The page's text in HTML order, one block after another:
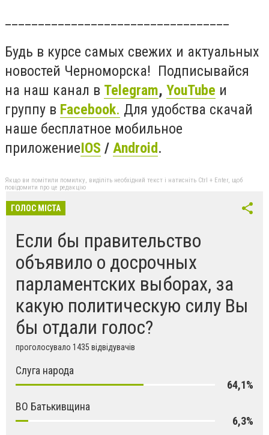
Будь в курсе самых свежих и актуальных
новостей Черноморска! Подписывайся
на наш канал в Telegram, YouTube и
группу в Facebook. Для удобства скачай
наше бесплатное мобильное
приложениеIOS / Android .
Якщо ви помітили помилку, виділіть необхідний текст і натисніть Ctrl + Enter, щоб
повідомити про це редакцію
ГОЛОС МІСТА
Если бы правительство
объявило о досрочных
парламентских выборах, за
какую политическую силу Вы
бы отдали голос?
проголосувало 1435 відвідувачів
Слуга народа
64,1%
ВО Батькивщина
6,3%